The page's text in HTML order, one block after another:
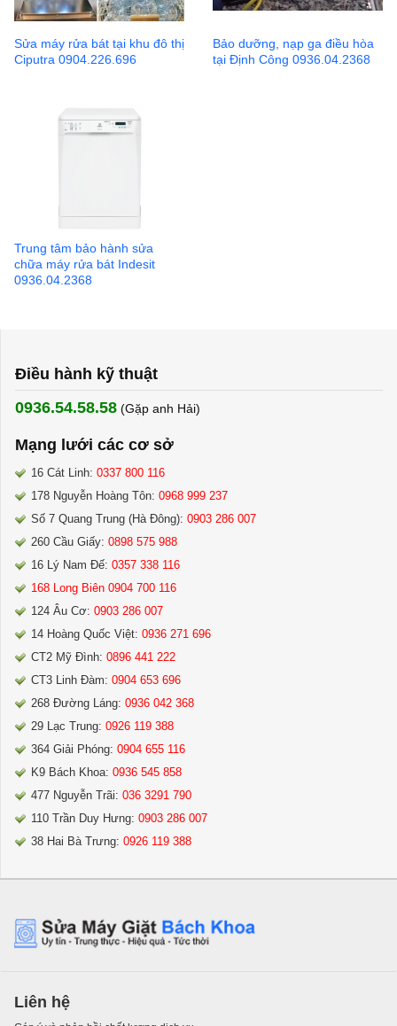
Sửa máy rửa bát tại khu đô thị
Ciputra 0904.226.696
Bảo dưỡng, nạp ga điều hòa
tại Định Công 0936.04.2368
Trung tâm bảo hành sửa
chữa máy rửa bát Indesit
0936.04.2368
Điều hành kỹ thuật
0936.54.58.58 (Gặp anh Hải) ​
Mạng lưới các cơ sở
16 Cát Linh: 0337 800 116
178 Nguyễn Hoàng Tôn: 0968 999 237
Số 7 Quang Trung (Hà Đông): 0903 286 007
260 Cầu Giấy: 0898 575 988
16 Lý Nam Đế: 0357 338 116
168 Long Biên 0904 700 116
124 Âu Cơ: 0903 286 007
14 Hoàng Quốc Việt: 0936 271 696
CT2 Mỹ Đình: 0896 441 222
CT3 Linh Đàm: 0904 653 696
268 Đường Láng: 0936 042 368
29 Lạc Trung: 0926 119 388
364 Giải Phóng: 0904 655 116
K9 Bách Khoa: 0936 545 858
477 Nguyễn Trãi: 036 3291 790
110 Trần Duy Hưng: 0903 286 007
38 Hai Bà Trưng: 0926 119 388
Liên hệ